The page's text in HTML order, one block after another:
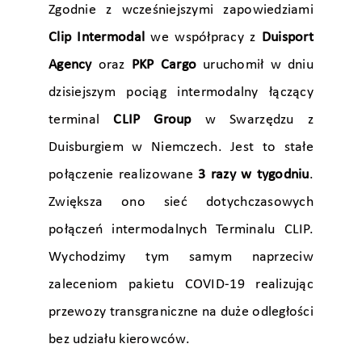
Zgodnie z wcześniejszymi zapowiedziami
Clip Intermodal we współpracy z Duisport
Agencyoraz PKP Cargo uruchomił w dniu
dzisiejszym pociąg intermodalny łączący
terminalCLIP Groupw Swarzędzu z
Duisburgiem w Niemczech. Jest to stałe
połączenie realizowane 3 razy w tygodniu.
Zwiększa ono sieć dotychczasowych
połączeń intermodalnych Terminalu CLIP.
Wychodzimy tym samym naprzeciw
zaleceniom pakietu COVID-19 realizując
przewozy transgraniczne na duże odległości
bez udziału kierowców.